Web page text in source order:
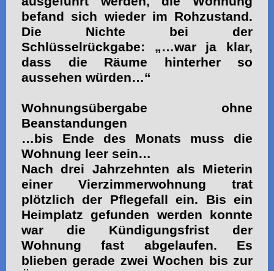
befand sich wieder im Rohzustand.
Die Nichte bei der
Schlüsselrückgabe: „…war ja klar,
dass die Räume hinterher so
aussehen würden…“
Wohnungsübergabe ohne
Beanstandungen
…bis Ende des Monats muss die
Wohnung leer sein…
Nach drei Jahrzehnten als Mieterin
einer Vierzimmerwohnung trat
plötzlich der Pflegefall ein. Bis ein
Heimplatz gefunden werden konnte
war die Kündigungsfrist der
Wohnung fast abgelaufen. Es
blieben gerade zwei Wochen bis zur